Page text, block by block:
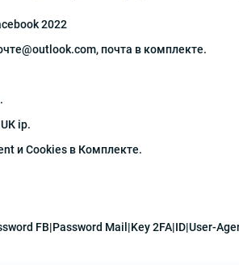
2022
почта в комплекте.
ip.
и Cookies в Комплекте.
FB|Password Mail|Key 2FA|ID|User-